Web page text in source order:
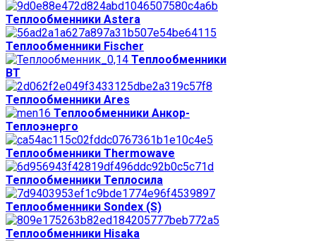
Теплообменники Astera
Теплообменники Fischer
Теплообменники
ВТ
Теплообменники Ares
Теплообменники Анкор-
Теплоэнерго
Теплообменники Thermowave
Теплообменники Теплосила
Теплообменники Sondex (S)
Теплообменники Hisaka